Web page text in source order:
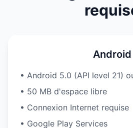
Android
• Android 5.0 (API level 21)
• 50 MB d'espace libre
• Connexion Internet requise
• Google Play Services